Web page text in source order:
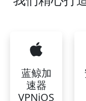
蓝鲸加
速器
VPNiOS